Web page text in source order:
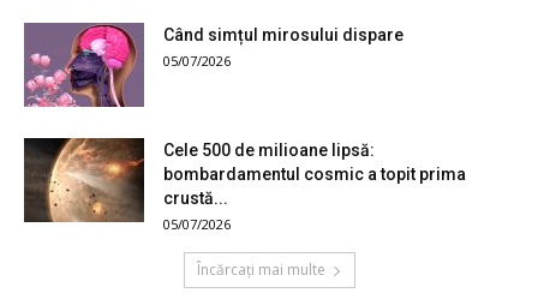
Când simțul mirosului dispare
05/07/2026
Cele 500 de milioane lipsă:
bombardamentul cosmic a topit prima
crustă...
05/07/2026
Încărcați mai multe